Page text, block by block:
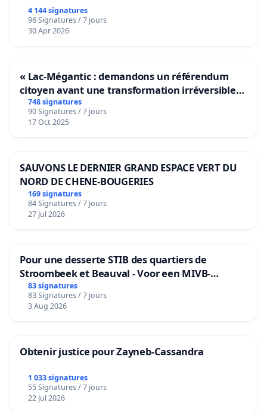
4 144 signatures
96 Signatures / 7 jours
30 Apr 2026
« Lac-Mégantic : demandons un référendum
citoyen avant une transformation irréversible
de notre territoire »
748 signatures
90 Signatures / 7 jours
17 Oct 2025
SAUVONS LE DERNIER GRAND ESPACE VERT DU
NORD DE CHENE-BOUGERIES
169 signatures
84 Signatures / 7 jours
27 Jul 2026
Pour une desserte STIB des quartiers de
Stroombeek et Beauval - Voor een MIVB-
bediening van de wijken Strombeek en Het
Voor
83 signatures
83 Signatures / 7 jours
3 Aug 2026
Obtenir justice pour Zayneb-Cassandra
1 033 signatures
55 Signatures / 7 jours
22 Jul 2026